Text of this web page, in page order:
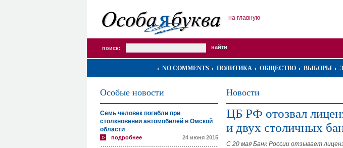
на главную
поиск:
NO COMMENTS ПОЛИТИКА ОБЩЕСТВО ВЫБОРЫ
Особые новости
Семь человек погибли при
столкновении автомобилей в Омской
области
подробнее 24 июня 2015
Новости
ЦБ РФ отозвал
и двух столичных
С 20 мая Банк России отзывает